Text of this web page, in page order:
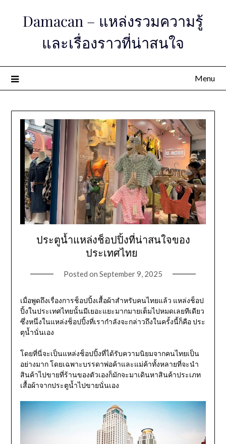
Damacan – แหล่งรวมความรู้
และเรื่องราวที่น่าสนใจ
Menu
ประตูน้ำแหล่งช็อปปิ้งที่น่าสนใจของ
ประเทศไทย
Posted on September 9, 2025
เมื่อพูดถึงเรื่องการช็อปปิ้งเสื้อผ้าสำหรับคนไทยแล้ว แหล่งช็อป
ปิ้งในประเทศไทยนั้นมีเยอะแยะมากมายเต็มไปหมดเลยทีเดียว
ซึ่งหนึ่งในแหล่งช็อปปิ้งที่เรากำลังจะกล่าวถึงในครั้งนี้ก็คือ ประ
ตุน้ำนั่นเอง
โดยที่นี่จะเป็นแหล่งช็อปปิ้งที่ได้รับความนิยมจากคนไทยเป็น
อย่างมาก โดยเฉพาะบรรดาพ่อค้าและแม่ค้าทั้งหลายที่จะนำ
สินค้าไปขายที่ร้านของตัวเองก็มักจะมาเดินหาสินค้าประเภท
เสื้อผ้าจากประตูน้ำไปขายนั่นเอง